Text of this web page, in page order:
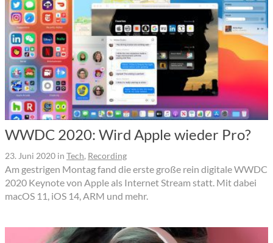
WWDC 2020: Wird Apple wieder Pro?
23. Juni 2020 in Tech, Recording
Am gestrigen Montag fand die erste große rein digitale WWDC
2020 Keynote von Apple als Internet Stream statt. Mit dabei
macOS 11, iOS 14, ARM und mehr.